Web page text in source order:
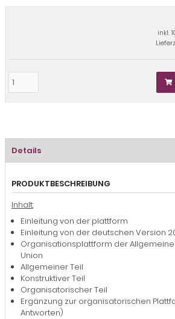
inkl.
Details
PRODUKTBESCHREIBUNG
Inhalt:
Einleitung von der plattform
Einleitung von der deutschen Version
Organisationsplattform der
Union
Allgemeiner Teil
Konstruktiver Teil
Organisatorischer Teil
Ergänzung zur organisatorischen
Antworten)